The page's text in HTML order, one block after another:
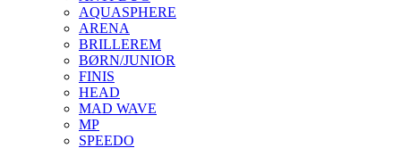
AQUASPHERE
ARENA
BRILLEREM
BØRN/JUNIOR
FINIS
HEAD
MAD WAVE
MP
SPEEDO